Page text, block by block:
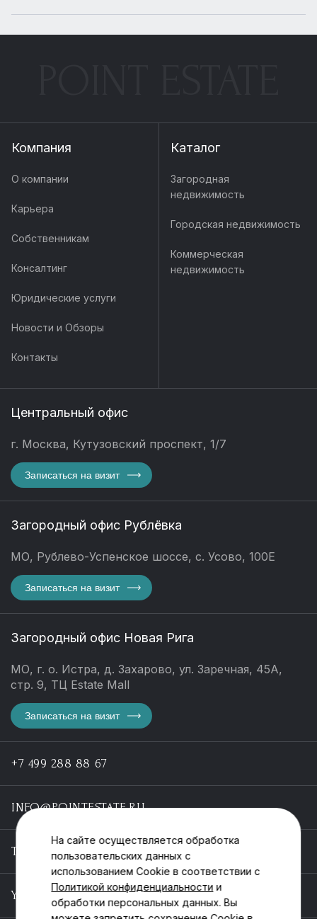
Компания
О компании
Карьера
Собственникам
Консалтинг
Юридические услуги
Новости и Обзоры
Контакты
Каталог
Загородная
недвижимость
Городская недвижимость
Коммерческая
недвижимость
Центральный офис
г. Москва, Кутузовский проспект, 1/7
Записаться на визит
Загородный офис Рублёвка
МО, Рублево-Успенское шоссе, с. Усово, 100Е
Записаться на визит
Загородный офис Новая Рига
МО, г. о. Истра, д. Захарово, ул. Заречная, 45А,
стр. 9, ТЦ Estate Mall
Записаться на визит
+7 499 288 88 67
INFO@POINTESTATE.RU
TELEGRAM
YOUTUBE
На сайте осуществляется обработка
пользовательских данных с
использованием Cookie в соответствии с
Политикой конфиденциальности и
обработки персональных данных. Вы